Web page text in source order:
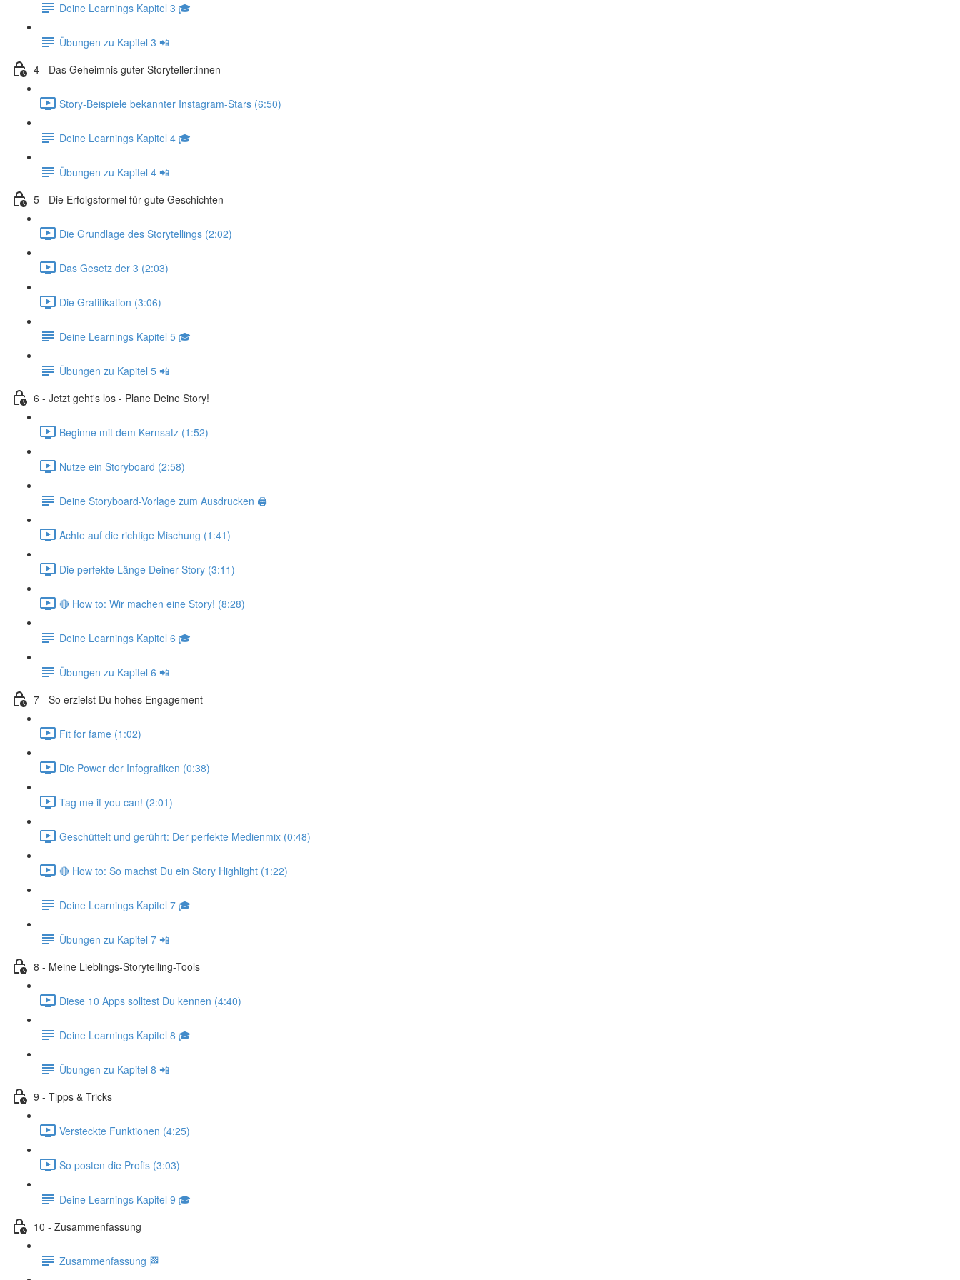
Deine Learnings Kapitel 3 🎓
Übungen zu Kapitel 3 📲
4 - Das Geheimnis guter Storyteller:innen
Story-Beispiele bekannter Instagram-Stars (6:50)
Deine Learnings Kapitel 4 🎓
Übungen zu Kapitel 4 📲
5 - Die Erfolgsformel für gute Geschichten
Die Grundlage des Storytellings (2:02)
Das Gesetz der 3 (2:03)
Die Gratifikation (3:06)
Deine Learnings Kapitel 5 🎓
Übungen zu Kapitel 5 📲
6 - Jetzt geht's los - Plane Deine Story!
Beginne mit dem Kernsatz (1:52)
Nutze ein Storyboard (2:58)
Deine Storyboard-Vorlage zum Ausdrucken 🖨
Achte auf die richtige Mischung (1:41)
Die perfekte Länge Deiner Story (3:11)
🔴 How to: Wir machen eine Story! (8:28)
Deine Learnings Kapitel 6 🎓
Übungen zu Kapitel 6 📲
7 - So erzielst Du hohes Engagement
Fit for fame (1:02)
Die Power der Infografiken (0:38)
Tag me if you can! (2:01)
Geschüttelt und gerührt: Der perfekte Medienmix (0:48)
🔴 How to: So machst Du ein Story Highlight (1:22)
Deine Learnings Kapitel 7 🎓
Übungen zu Kapitel 7 📲
8 - Meine Lieblings-Storytelling-Tools
Diese 10 Apps solltest Du kennen (4:40)
Deine Learnings Kapitel 8 🎓
Übungen zu Kapitel 8 📲
9 - Tipps & Tricks
Versteckte Funktionen (4:25)
So posten die Profis (3:03)
Deine Learnings Kapitel 9 🎓
10 - Zusammenfassung
Zusammenfassung 🏁